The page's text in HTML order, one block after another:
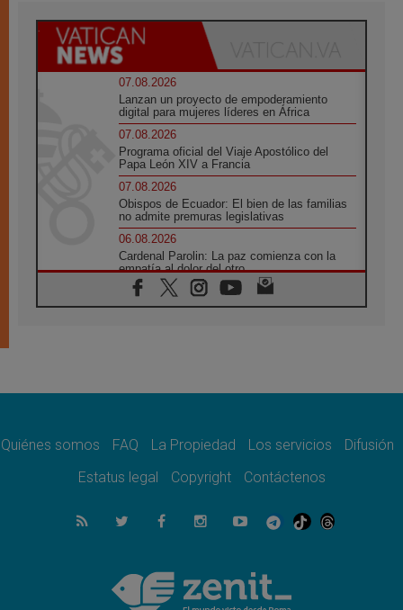
07.08.2026
Lanzan un proyecto de empoderamiento
digital para mujeres líderes en África
07.08.2026
Programa oficial del Viaje Apostólico del
Papa León XIV a Francia
07.08.2026
Obispos de Ecuador: El bien de las familias
no admite premuras legislativas
06.08.2026
Cardenal Parolin: La paz comienza con la
empatía al dolor del otro
06.08.2026
Fray Marco Vianelli: Aprender el Evangelio
06.08.2026
06.08.2026
medio de tensiones y ataques en el sur del
06.08.2026
Hiroshima y Nagasaki, 81 años después.
Pizzaballa en Asís: los cristianos quieren
paz
Quiénes somos FAQ La Propiedad Los servicios
Difusión
Estatus legal
Copyright Contáctenos